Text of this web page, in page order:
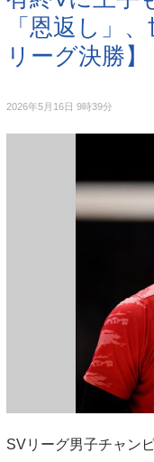
「恩返し」
リーグ決勝】
2026年5月16日 9時39分
SVリーグ男子チャン